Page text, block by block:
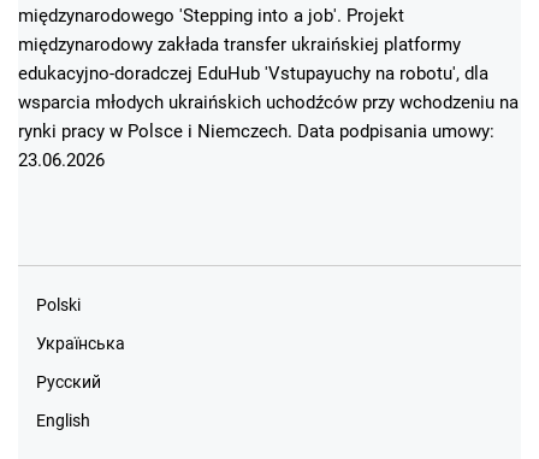
międzynarodowego 'Stepping into a job'. Projekt
międzynarodowy zakłada transfer ukraińskiej platformy
edukacyjno-doradczej EduHub 'Vstupayuchy na robotu', dla
wsparcia młodych ukraińskich uchodźców przy wchodzeniu na
rynki pracy w Polsce i Niemczech. Data podpisania umowy:
23.06.2026
Polski
Українська
Русский
English